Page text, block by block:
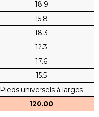
18.9
15.8
18.3
12.3
17.6
15.5
Pieds universels à larges
120.00